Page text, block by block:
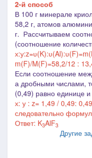
2-й способ
В 100 г минерале
58,2 г, атомов
г. Рассчитываем
(соотношение
m(F)/M(F)=58,2/12 :
Если соотношение
а дробными числами,
(0,49) равно единице
х: у : z= 1,49 / 0,49:
следовательно
Ответ: K3AlF3
Другие